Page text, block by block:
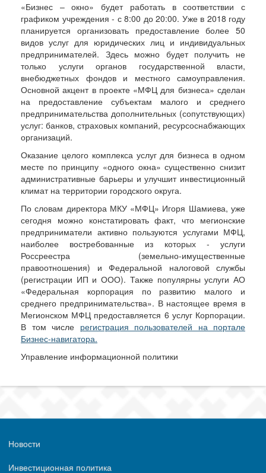
«Бизнес – окно» будет работать в соответствии с
графиком учреждения - с 8:00 до 20:00. Уже в 2018 году
планируется организовать предоставление более 50
видов услуг для юридических лиц и индивидуальных
предпринимателей. Здесь можно будет получить не
только услуги органов государственной власти,
внебюджетных фондов и местного самоуправления.
Основной акцент в проекте «МФЦ для бизнеса» сделан
на предоставление субъектам малого и среднего
предпринимательства дополнительных (сопутствующих)
услуг: банков, страховых компаний, ресурсоснабжающих
организаций.
Оказание целого комплекса услуг для бизнеса в одном
месте по принципу «одного окна» существенно снизит
административные барьеры и улучшит инвестиционный
климат на территории городского округа.
По словам директора МКУ «МФЦ» Игоря Шамиева, уже
сегодня можно констатировать факт, что мегионские
предприниматели активно пользуются услугами МФЦ,
наиболее востребованные из которых - услуги
Россреестра (земельно-имущественные
правоотношения) и Федеральной налоговой службы
(регистрации ИП и ООО). Также популярны услуги АО
«Федеральная корпорация по развитию малого и
среднего предпринимательства». В настоящее время в
Мегионском МФЦ предоставляется 6 услуг Корпорации.
В том числе регистрация пользователей на портале
Бизнес-навигатора.
Управление информационной политики
Новости
Инвестиционная политика